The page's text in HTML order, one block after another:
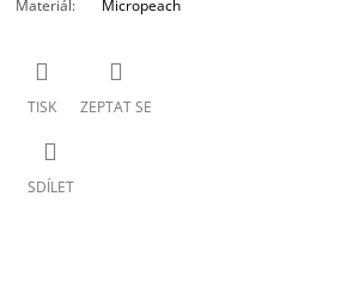
Materiál: Micropeach
TISK ZEPTAT SE
SDÍLET